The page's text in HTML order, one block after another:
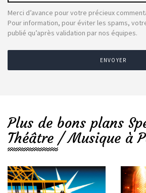
Merci d’avance pour votre précieux
Pour information, pour éviter les spams,
publié qu’après validation par nos équipes.
ENVOYER
Plus de bons plans
Théâtre / Musique à